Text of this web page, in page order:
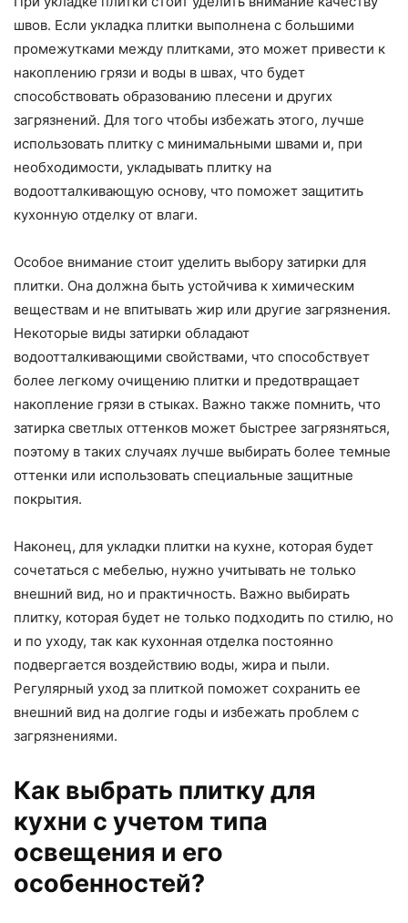
швов. Если укладка плитки выполнена с большими
промежутками между плитками, это может привести к
накоплению грязи и воды в швах, что будет
способствовать образованию плесени и других
загрязнений. Для того чтобы избежать этого, лучше
использовать плитку с минимальными швами и, при
необходимости, укладывать плитку на
водоотталкивающую основу, что поможет защитить
кухонную отделку от влаги.
Особое внимание стоит уделить выбору затирки для
плитки. Она должна быть устойчива к химическим
веществам и не впитывать жир или другие загрязнения.
Некоторые виды затирки обладают
водоотталкивающими свойствами, что способствует
более легкому очищению плитки и предотвращает
накопление грязи в стыках. Важно также помнить, что
затирка светлых оттенков может быстрее загрязняться,
поэтому в таких случаях лучше выбирать более темные
оттенки или использовать специальные защитные
покрытия.
Наконец, для укладки плитки на кухне, которая будет
сочетаться с мебелью, нужно учитывать не только
внешний вид, но и практичность. Важно выбирать
плитку, которая будет не только подходить по стилю, но
и по уходу, так как кухонная отделка постоянно
подвергается воздействию воды, жира и пыли.
Регулярный уход за плиткой поможет сохранить ее
внешний вид на долгие годы и избежать проблем с
загрязнениями.
Как выбрать плитку для
кухни с учетом типа
освещения и его
особенностей?